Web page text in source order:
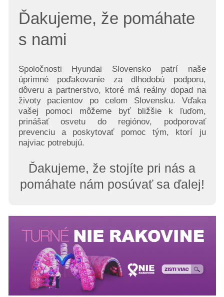
Ďakujeme, že pomáhate
s nami
Spoločnosti Hyundai Slovensko patrí naše
úprimné poďakovanie za dlhodobú podporu,
dôveru a partnerstvo, ktoré má reálny dopad na
životy pacientov po celom Slovensku. Vďaka
vašej pomoci môžeme byť bližšie k ľuďom,
prinášať osvetu do regiónov, podporovať
prevenciu a poskytovať pomoc tým, ktorí ju
najviac potrebujú.
Ďakujeme, že stojíte pri nás a
pomáhate nám posúvať sa ďalej!